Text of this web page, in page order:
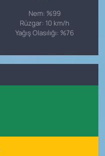
Nem: %99
Rüzgar: 10 km/h
Yağış Olasılığı: %76